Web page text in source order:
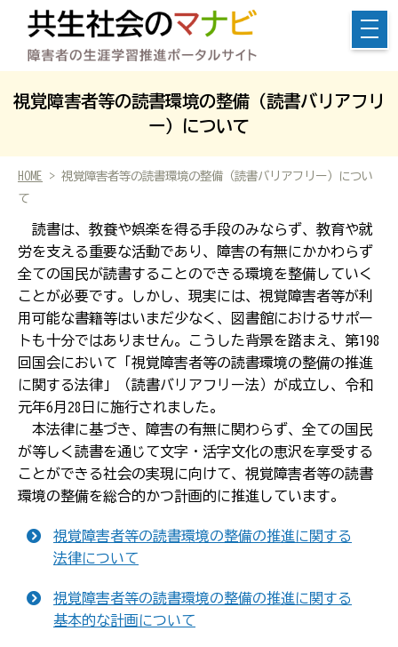
視覚障害者等の読書環境の整備（読書バリアフリ
ー）について
HOME
> 視覚障害者等の読書環境の整備（読書バリアフリー）につい
て
読書は、教養や娯楽を得る手段のみならず、教育や就
労を支える重要な活動であり、障害の有無にかかわらず
全ての国民が読書することのできる環境を整備していく
ことが必要です。しかし、現実には、視覚障害者等が利
用可能な書籍等はいまだ少なく、図書館におけるサポー
トも十分ではありません。こうした背景を踏まえ、第198
回国会において「視覚障害者等の読書環境の整備の推進
に関する法律」（読書バリアフリー法）が成立し、令和
元年6月28日に施行されました。
本法律に基づき、障害の有無に関わらず、全ての国民
が等しく読書を通じて文字・活字文化の恵沢を享受する
ことができる社会の実現に向けて、視覚障害者等の読書
環境の整備を総合的かつ計画的に推進しています。
視覚障害者等の読書環境の整備の推進に関する
法律について
視覚障害者等の読書環境の整備の推進に関する
基本的な計画について